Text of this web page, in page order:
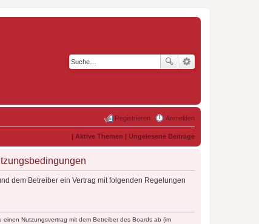
Anmelden
Registrieren
| Aktive Themen | Ungelesene Beiträge
dem Betreiber ein Vertrag mit folgenden Regelungen
einen Nutzungsvertrag mit dem Betreiber des Boards ab (im